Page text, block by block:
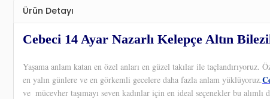
Ürün Detayı
Cebeci 14 Ayar Nazarlı Kelepçe Altın
Yaşama anlam katan en özel anları en güzel takılar ile
en yalın günlere ve en görkemli gecelere daha fazla anlam yüklüyoruz.
ve mücevher taşımayı seven kadınlar için en ideal seçenekler bu